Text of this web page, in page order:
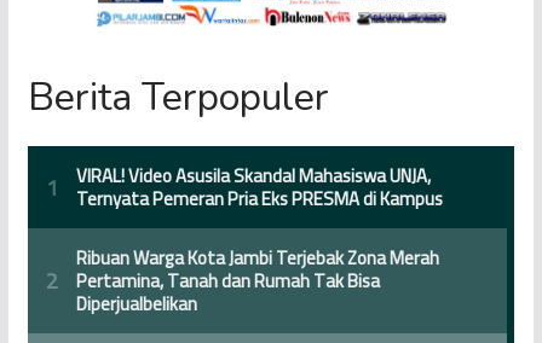
Berita Terpopuler